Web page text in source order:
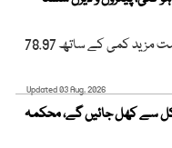
امریکی خام تیل کی فی بیرل قیمت مزید کمی کے ساتھ 78.97
Updated 03 Aug, 2026
کل سے کھل جائیں گے، محکمہ